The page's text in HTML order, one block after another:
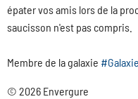
épater vos amis lors de la
saucisson n'est pas compris.
Membre de la galaxie
© 2026 Envergure